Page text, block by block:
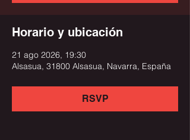
Horario y ubicación
21 ago 2026, 19:30
Alsasua, 31800 Alsasua, Navarra, España
RSVP